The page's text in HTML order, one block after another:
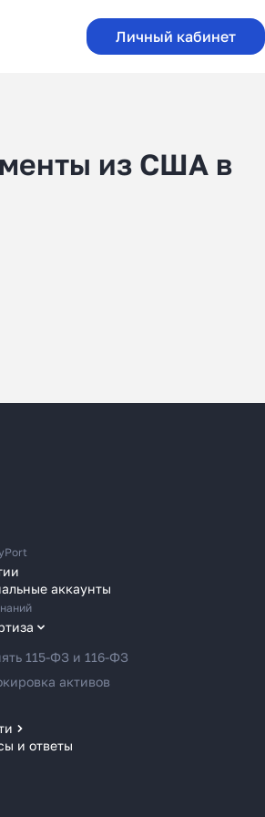
Личный кабинет
из США в
аккаунты
115-ФЗ и 116-ФЗ
активов
MoneyPort
и ответы